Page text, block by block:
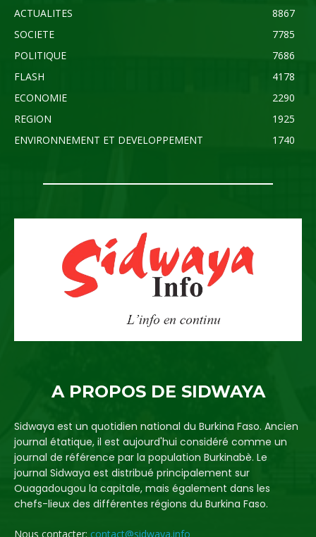
ACTUALITES
8867
SOCIETE
7785
POLITIQUE
7686
FLASH
4178
ECONOMIE
2290
REGION
1925
ENVIRONNEMENT ET DEVELOPPEMENT
1740
A PROPOS DE SIDWAYA
Sidwaya est un quotidien national du Burkina Faso. Ancien
journal étatique, il est aujourd'hui considéré comme un
journal de référence par la population Burkinabè. Le
journal Sidwaya est distribué principalement sur
Ouagadougou la capitale, mais également dans les
chefs-lieux des différentes régions du Burkina Faso.
Nous contacter: contact@sidwaya.info